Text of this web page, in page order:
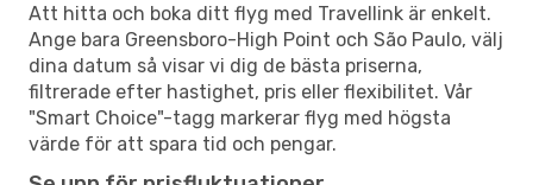
Att hitta och boka ditt flyg med Travellink är enkelt.
Ange bara Greensboro-High Point och São Paulo, välj
dina datum så visar vi dig de bästa priserna,
filtrerade efter hastighet, pris eller flexibilitet. Vår
"Smart Choice"-tagg markerar flyg med högsta
värde för att spara tid och pengar.